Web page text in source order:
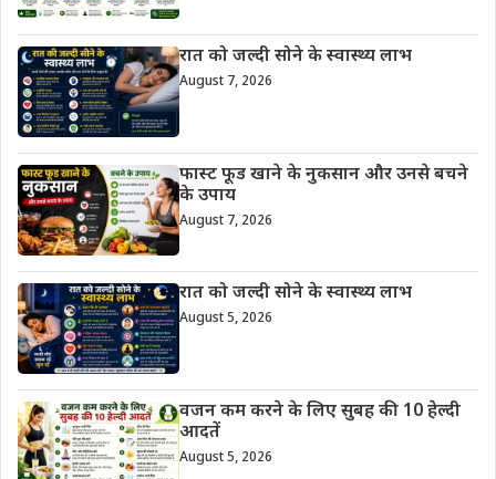
रात को जल्दी सोने के स्वास्थ्य लाभ
August 7, 2026
फास्ट फूड खाने के नुकसान और उनसे बचने
के उपाय
August 7, 2026
रात को जल्दी सोने के स्वास्थ्य लाभ
August 5, 2026
वजन कम करने के लिए सुबह की 10 हेल्दी
आदतें
August 5, 2026